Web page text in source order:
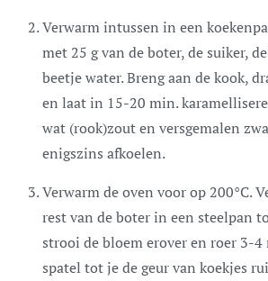
Verwarm intussen in een
met 25 g van de boter, de suiker,
beetje water. Breng aan de kook,
en laat in 15-20 min.
wat (rook)zout en versgemalen
enigszins afkoelen.
Verwarm de oven voor op 200°C.
rest van de boter in een steelpan
strooi de bloem erover en roer 3-4
spatel tot je de geur van koekjes